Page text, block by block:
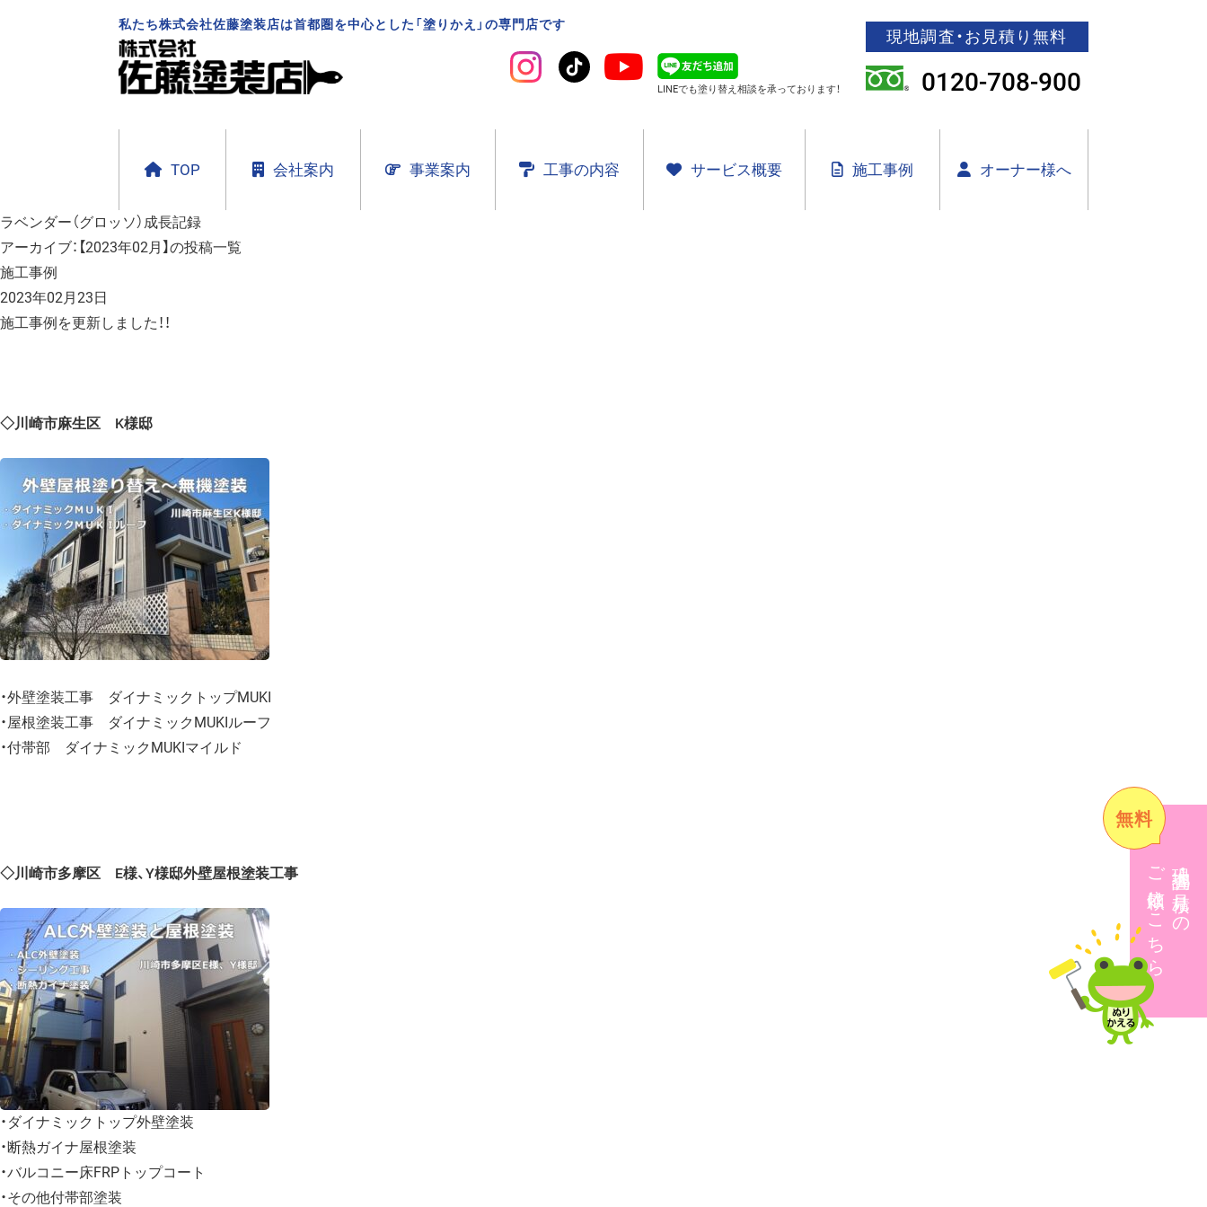
私たち株式会社佐藤塗装店は首都圏を中心とした「塗りかえ」の専門店です
LINEでも塗り替え相談を承っております！
現地調査・お見積り無料
0120-708-900
TOP 会社案内 事業案内 工事の内容 サービス概要 施工事例 オーナー様へ
現地調査・見積りの
ご依頼はこちら
無料
ラベンダー（グロッソ）成長記録
アーカイブ：【2023年02月】の投稿一覧
施工事例
2023年02月23日
施工事例を更新しました！！
◇川崎市麻生区 K様邸
・外壁塗装工事 ダイナミックトップMUKI
・屋根塗装工事 ダイナミックMUKIルーフ
・付帯部 ダイナミックMUKIマイルド
◇川崎市多摩区 E様、Y様邸外壁屋根塗装工事
・ダイナミックトップ外壁塗装
・断熱ガイナ屋根塗装
・バルコニー床FRPトップコート
・その他付帯部塗装